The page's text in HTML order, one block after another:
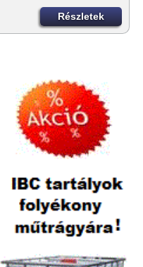
Részletek